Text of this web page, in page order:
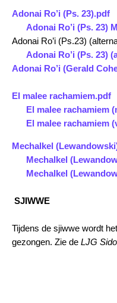
Adonai Ro’i (Ps. 23).pdf
Adonai Ro’i (Ps. 23)
Adonai Ro’i (Ps.23)
Adonai Ro’i (Ps. 23)
Adonai Ro’i (Gerald
El malee rachamiem.pdf
El malee rachamiem
El malee rachamiem
Mechalkel
Mechalkel
Mechalkel
SJIWWE
Tijdens de sjiwwe wordt het
gezongen. Zie de LJG